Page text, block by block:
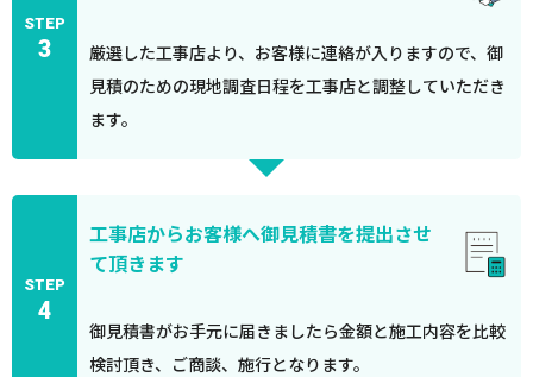
STEP
3
厳選した工事店より、お客様に連絡が入りますので、御
見積のための現地調査日程を工事店と調整していただき
ます。
STEP
4
工事店からお客様へ御見積書を提出させ
て頂きます
御見積書がお手元に届きましたら金額と施工内容を比較
検討頂き、ご商談、施行となります。